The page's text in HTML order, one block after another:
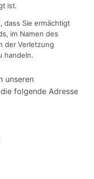
ist.
dass Sie ermächtigt
im Namen des
der Verletzung
handeln.
unseren
folgende Adresse